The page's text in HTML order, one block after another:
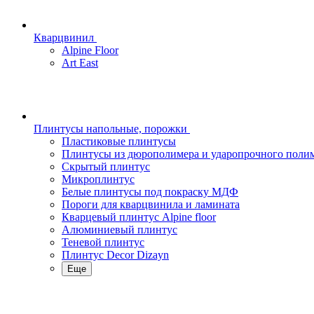
Кварцвинил
Alpine Floor
Art East
Плинтусы напольные, порожки
Пластиковые плинтусы
Плинтусы из дюрополимера и ударопрочного
Скрытый плинтус
Микроплинтус
Белые плинтусы под покраску МДФ
Пороги для кварцвинила и ламината
Кварцевый плинтус Alpine floor
Алюминиевый плинтус
Теневой плинтус
Плинтус Decor Dizayn
Еще